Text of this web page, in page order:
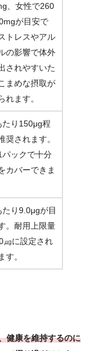
、女性で260
が目安で
トレスやアル
の影響で体外
されやすいた
まめな摂取が
れます。
たり150μg程
奨されます。
パックで十分
カバーできま
たり9.0μgが目
。耐用上限量
㎍に設定され
す。
健康を維持するのに